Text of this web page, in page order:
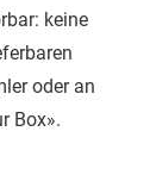
keine
oder an
Box».